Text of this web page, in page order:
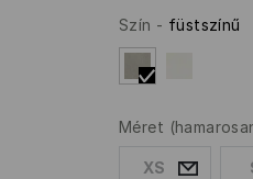
Szín - füstszínű
Méret
XS